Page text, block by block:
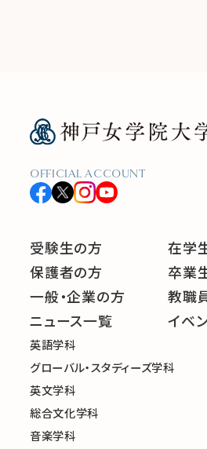
OFFICIAL ACCOUNT
受験生の方
在学
保護者の方
卒業
一般・企業の方
教職
ニュース一覧
イベ
英語学科
グローバル・スタディーズ学科
英文学科
総合文化学科
音楽学科